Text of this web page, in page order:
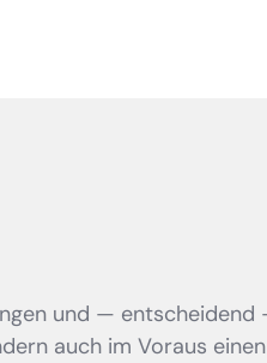
und — entscheidend
auch im Voraus einen